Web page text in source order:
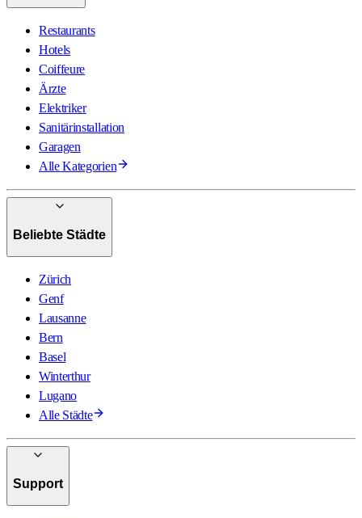
Restaurants
Hotels
Coiffeure
Ärzte
Elektriker
Sanitärinstallation
Garagen
Alle Kategorien
Beliebte Städte
Zürich
Genf
Lausanne
Bern
Basel
Winterthur
Lugano
Alle Städte
Support